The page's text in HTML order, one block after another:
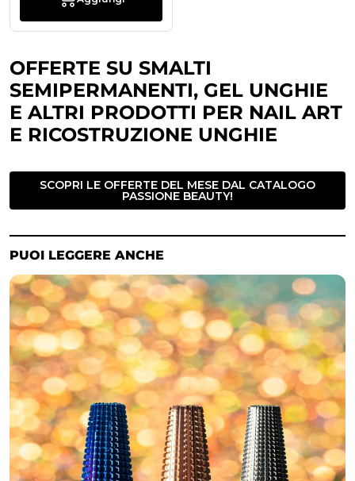
OFFERTE SU SMALTI
SEMIPERMANENTI, GEL UNGHIE
E ALTRI PRODOTTI PER NAIL ART
E RICOSTRUZIONE UNGHIE
SCOPRI LE OFFERTE DEL MESE DAL CATALOGO
PASSIONE BEAUTY!
PUOI LEGGERE ANCHE